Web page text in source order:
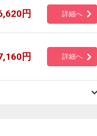
円 詳細へ
円 詳細へ